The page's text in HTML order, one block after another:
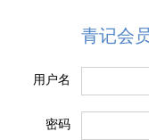
青记会
用户名
密码